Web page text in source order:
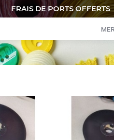
FRAIS DE PORTS OFFERTS